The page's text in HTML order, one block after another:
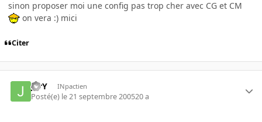
sinon proposer moi une config pas trop cher avec CG et CM
on vera :) mici
Citer
JerY INpactien
Posté(e) le 21 septembre 200520 a